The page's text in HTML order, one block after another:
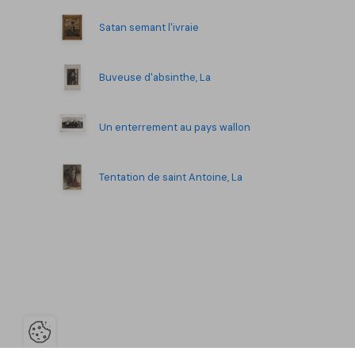
Satan semant l'ivraie
Buveuse d'absinthe, La
Un enterrement au pays wallon
Tentation de saint Antoine, La